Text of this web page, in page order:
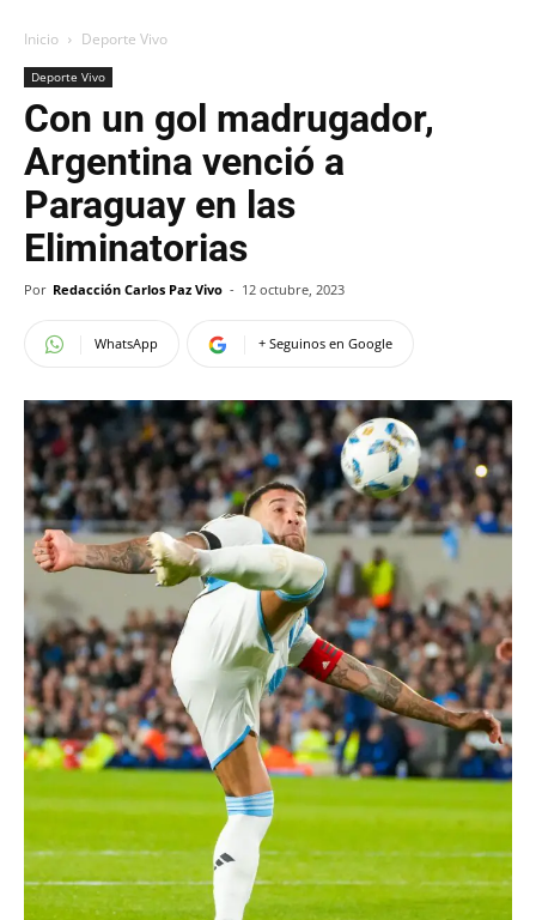
Inicio Deporte Vivo
Deporte Vivo
Con un gol madrugador,
Argentina venció a
Paraguay en las
Eliminatorias
Por Redacción Carlos Paz Vivo - 12 octubre, 2023
WhatsApp + Seguinos en Google